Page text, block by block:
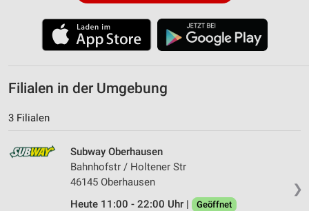
Filialen in der Umgebung
3 Filialen
❯
Subway Oberhausen
Bahnhofstr / Holtener Str
46145 Oberhausen
Heute 11:00 - 22:00 Uhr |
Geöffnet